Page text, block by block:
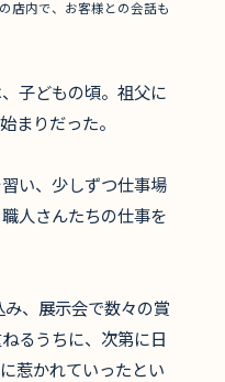
店内で、お客様との会話も
子どもの頃。祖父に
まりだった。
い、少しずつ仕事場
人さんたちの仕事を
、展示会で数々の賞
るうちに、次第に日
惹かれていったとい